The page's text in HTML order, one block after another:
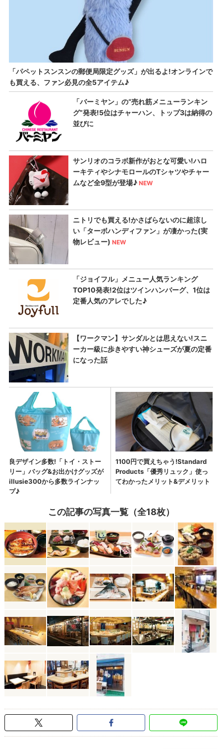
この記事の写真一覧（全18枚）